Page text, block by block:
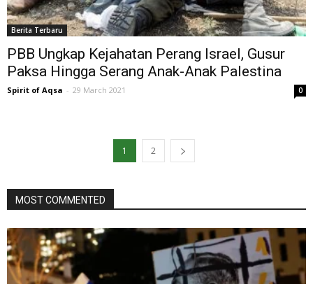
Berita Terbaru
PBB Ungkap Kejahatan Perang Israel, Gusur
Paksa Hingga Serang Anak-Anak Palestina
Spirit of Aqsa - 29 March 2021 0
1 2
MOST COMMENTED